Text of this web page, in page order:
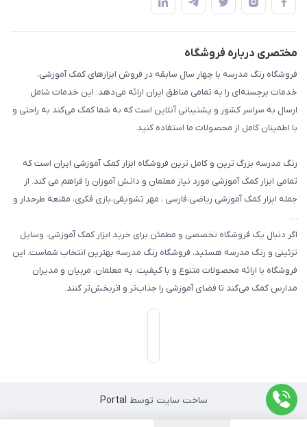
استایل معلم و دانش آموز
بازی و نمایش
تزئین کلاس
طرح های تشویقی
گیفت ها و جوایز
سایر محصولات
حریم خصوصی
مختصری درباره فروشگاه
فروشگاه رنگ مدرسه با چهار سال سابقه در فروش ابزارهای کمک آموزشی،
خدمات برجسته‌ای را به تمامی مناطق ایران ارائه می‌دهد. این خدمات شامل
ارسال به سراسر کشور و پشتیبانی آنلاین است که به شما کمک می‌کند به راحتی و
با اطمینان کامل از محصولات ما استفاده کنید.
رنگ مدرسه بزرگ ترین و کامل ترین فروشگاه ابزار کمک آموزشی ایران است که
تمامی ابزار کمک آموزشی مورد نیاز معلمان و دانش آموزان را فراهم می کند. از
جمله ابزار کمک آموزشی ریاضی،فارسی ، مهر تشویقی،بازی فکری، مقنعه طرحدار و
…
اگر دنبال یک فروشگاه تخصصی و مطمئن برای خرید ابزار کمک آموزشی، وسایل
تزئینی و رنگ مدرسه هستید، فروشگاه رنگ مدرسه بهترین انتخاب شماست. این
فروشگاه با ارائه محصولات متنوع و با کیفیت، به معلمان، مربیان و مدیران
مدارس کمک می‌کند تا فضای آموزشی را جذاب‌تر و اثربخش‌تر کنند.
ساخت سایت توسط Portal